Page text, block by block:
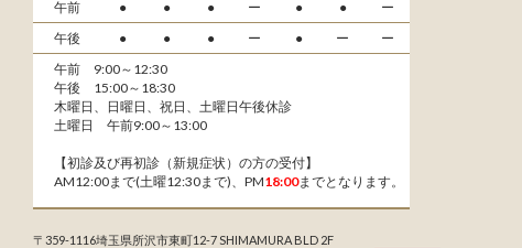
午前
● ● ● ー ● ●
ー
午後
● ● ● ー ● ー
ー
午前 9:00～12:30
午後 15:00～18:30
木曜日、日曜日、祝日、土曜日午後休診
土曜日 午前9:00～13:00
【初診及び再初診（新規症状）の方の受付】
AM12:00まで(土曜12:30まで)、PM18:00までとなります。
〒359-1116埼玉県所沢市東町12-7 SHIMAMURA BLD 2F